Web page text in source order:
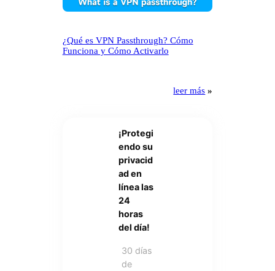
¿Qué es VPN Passthrough? Cómo
Funciona y Cómo Activarlo
leer más »
¡Protegi
endo su
privacid
ad en
línea las
24
horas
del día!
30 días
de